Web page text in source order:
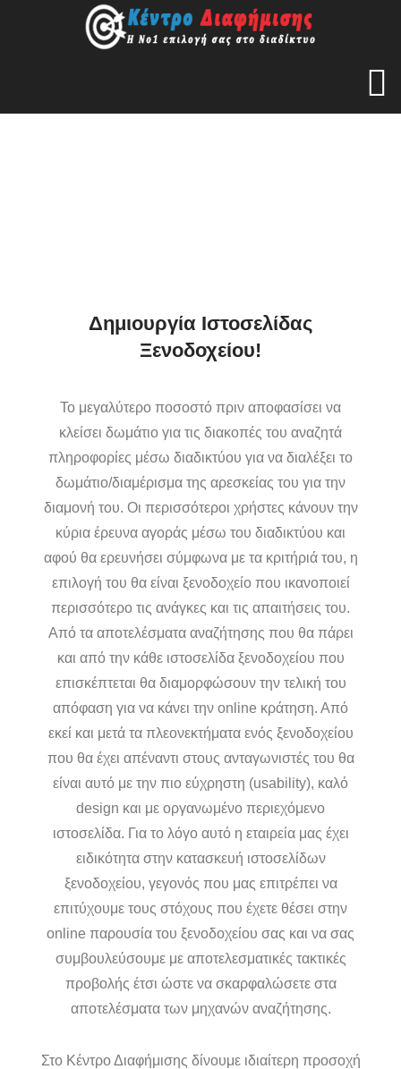
Δημιουργία Ιστοσελίδας
Ξενοδοχείου!
Το μεγαλύτερο ποσοστό πριν αποφασίσει να
κλείσει δωμάτιο για τις διακοπές του αναζητά
πληροφορίες μέσω διαδικτύου για να διαλέξει το
δωμάτιο/διαμέρισμα της αρεσκείας του για την
διαμονή του. Οι περισσότεροι χρήστες κάνουν την
κύρια έρευνα αγοράς μέσω του διαδικτύου και
αφού θα ερευνήσει σύμφωνα με τα κριτήριά του, η
επιλογή του θα είναι ξενοδοχείο που ικανοποιεί
περισσότερο τις ανάγκες και τις απαιτήσεις του.
Από τα αποτελέσματα αναζήτησης που θα πάρει
και από την κάθε ιστοσελίδα ξενοδοχείου που
επισκέπτεται θα διαμορφώσουν την τελική του
απόφαση για να κάνει την online κράτηση. Από
εκεί και μετά τα πλεονεκτήματα ενός ξενοδοχείου
που θα έχει απέναντι στους ανταγωνιστές του θα
είναι αυτό με την πιο εύχρηστη (usability), καλό
design και με οργανωμένο περιεχόμενο
ιστοσελίδα. Για το λόγο αυτό η εταιρεία μας έχει
ειδικότητα στην κατασκευή ιστοσελίδων
ξενοδοχείου, γεγονός που μας επιτρέπει να
επιτύχουμε τους στόχους που έχετε θέσει στην
online παρουσία του ξενοδοχείου σας και να σας
συμβουλεύσουμε με αποτελεσματικές τακτικές
προβολής έτσι ώστε να σκαρφαλώσετε στα
αποτελέσματα των μηχανών αναζήτησης.
Στο Κέντρο Διαφήμισης δίνουμε ιδιαίτερη προσοχή